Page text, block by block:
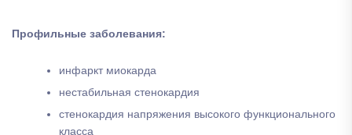
Профильные заболевания:
инфаркт миокарда
нестабильная стенокардия
стенокардия напряжения высокого функционального
класса